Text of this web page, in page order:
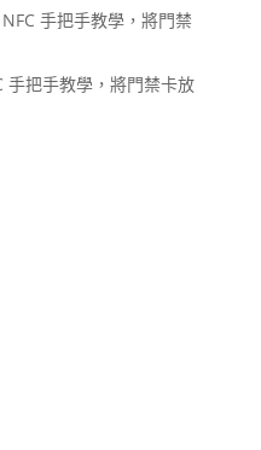
手把手教學，將門禁
手把手教學，將門禁卡放